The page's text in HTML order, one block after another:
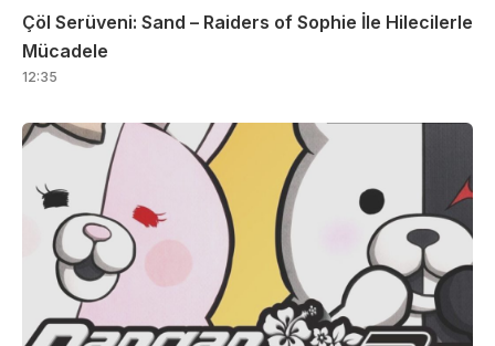
Çöl Serüveni: Sand – Raiders of Sophie İle Hilecilerle
Mücadele
12:35